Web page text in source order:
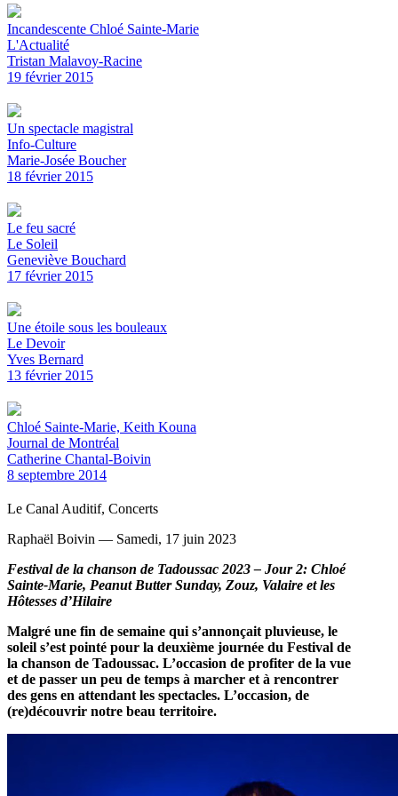
Incandescente Chloé Sainte-Marie
L'Actualité
Tristan Malavoy-Racine
19 février 2015
Un spectacle magistral
Info-Culture
Marie-Josée Boucher
18 février 2015
Le feu sacré
Le Soleil
Geneviève Bouchard
17 février 2015
Une étoile sous les bouleaux
Le Devoir
Yves Bernard
13 février 2015
Chloé Sainte-Marie, Keith Kouna
Journal de Montréal
Catherine Chantal-Boivin
8 septembre 2014
Le Canal Auditif, Concerts
Raphaël Boivin — Samedi, 17 juin 2023
Festival de la chanson de Tadoussac 2023 – Jour 2: Chloé
Sainte-Marie, Peanut Butter Sunday, Zouz, Valaire et les
Hôtesses d’Hilaire
Malgré une fin de semaine qui s’annonçait pluvieuse, le
soleil s’est pointé pour la deuxième journée du Festival de
la chanson de Tadoussac. L’occasion de profiter de la vue
et de passer un peu de temps à marcher et à rencontrer
des gens en attendant les spectacles. L’occasion, de
(re)découvrir notre beau territoire.